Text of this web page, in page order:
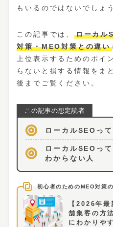
もいるのではないでしょ
この記事では、
ローカル
対策・MEO対策との違い
上位表示するためのポイ
らないと損する情報をま
後までご覧ください。
ローカルSEOって
ローカルSEOっ
わからない人
【2026年
舗集客の方
にわかりや